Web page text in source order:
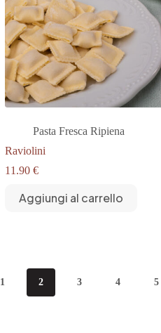
Pasta Fresca Ripiena
Raviolini
11.90 €
Aggiungi al carrello
1 2 3 4 5